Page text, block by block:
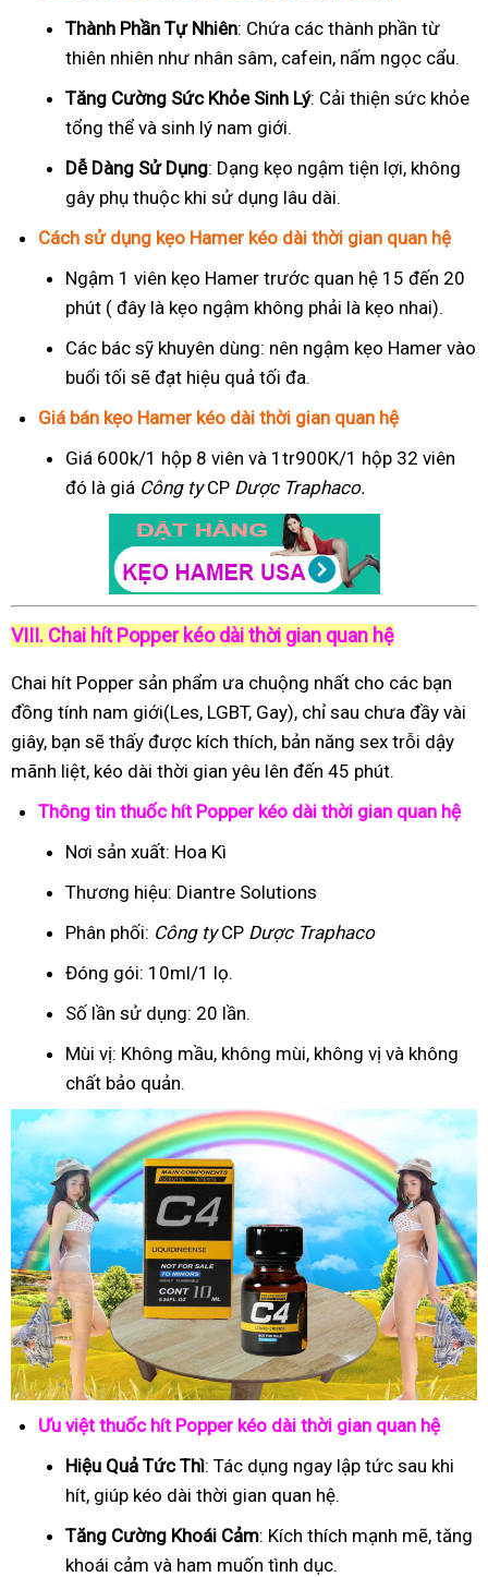
Thành Phần Tự Nhiên: Chứa các thành phần từ
thiên nhiên như nhân sâm, cafein, nấm ngọc cẩu.
Tăng Cường Sức Khỏe Sinh Lý: Cải thiện sức khỏe
tổng thể và sinh lý nam giới.
Dễ Dàng Sử Dụng: Dạng kẹo ngậm tiện lợi, không
gây phụ thuộc khi sử dụng lâu dài.
Cách sử dụng kẹo Hamer kéo dài thời gian quan hệ
Ngậm 1 viên kẹo Hamer trước quan hệ 15 đến 20
phút ( đây là kẹo ngậm không phải là kẹo nhai).
Các bác sỹ khuyên dùng: nên ngậm kẹo Hamer vào
buổi tối sẽ đạt hiệu quả tối đa.
Giá bán kẹo Hamer kéo dài thời gian quan hệ
Giá 600k/1 hộp 8 viên và 1tr900K/1 hộp 32 viên
đó là giá Công tyCP Dược Traphaco.
VIII. Chai hít Popper kéo dài thời gian quan hệ
Chai hít Popper sản phẩm ưa chuộng nhất cho các bạn
đồng tính nam giới(Les, LGBT, Gay), chỉ sau chưa đầy vài
giây, bạn sẽ thấy được kích thích, bản năng sex trỗi dậy
mãnh liệt, kéo dài thời gian yêu lên đến 45 phút.
Thông tin thuốc hít Popper kéo dài thời gian quan hệ
Nơi sản xuất: Hoa Kì
Thương hiệu: Diantre Solutions
Phân phối: Công tyCP Dược Traphaco
Đóng gói: 10ml/1 lọ.
Số lần sử dụng: 20 lần.
Mùi vị: Không mầu, không mùi, không vị và không
chất bảo quản.
Ưu việt thuốc hít Popper kéo dài thời gian quan hệ
Hiệu Quả Tức Thì: Tác dụng ngay lập tức sau khi
hít, giúp kéo dài thời gian quan hệ.
Tăng Cường Khoái Cảm: Kích thích mạnh mẽ, tăng
khoái cảm và ham muốn tình dục.